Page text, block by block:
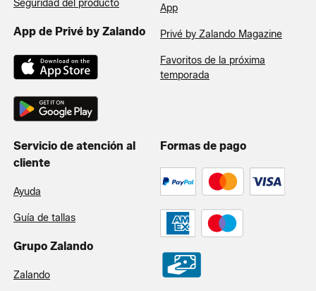
Seguridad del producto
App de Privé by Zalando
App
Privé by Zalando Magazine
Favoritos de la próxima
temporada
Servicio de atención al
cliente
Ayuda
Guía de tallas
Grupo Zalando
Zalando
Formas de pago